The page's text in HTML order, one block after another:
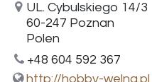
UL. Cybulskiego 14/3
60-247 Poznan
Polen
+48 604 592 367
http://hobby-welna.pl